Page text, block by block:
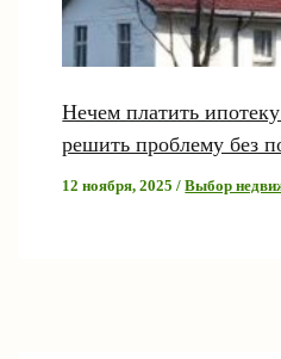
Нечем платить
решить проблему без
12 ноября, 2025/Выбор